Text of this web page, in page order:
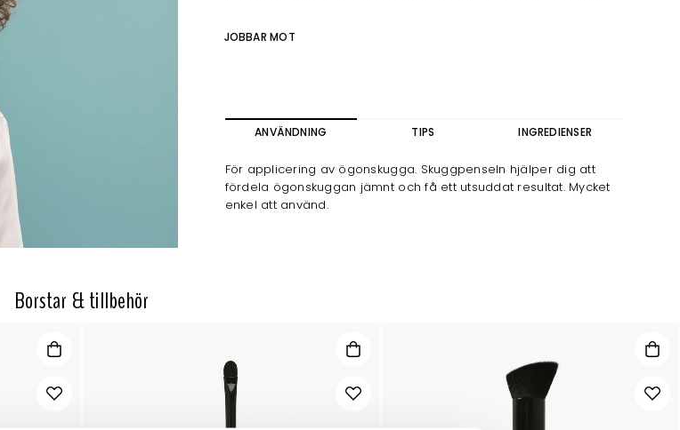
JOBBAR MOT
ANVÄNDNING TIPS INGREDIENSER
För applicering av ögonskugga. Skuggpenseln hjälper dig att
fördela ögonskuggan jämnt och få ett utsuddat resultat. Mycket
enkel att använd.
Borstar & tillbehör